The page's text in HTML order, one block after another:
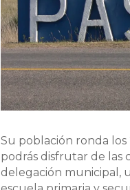
Su población ronda
podrás disfrutar de las
delegación municipal,